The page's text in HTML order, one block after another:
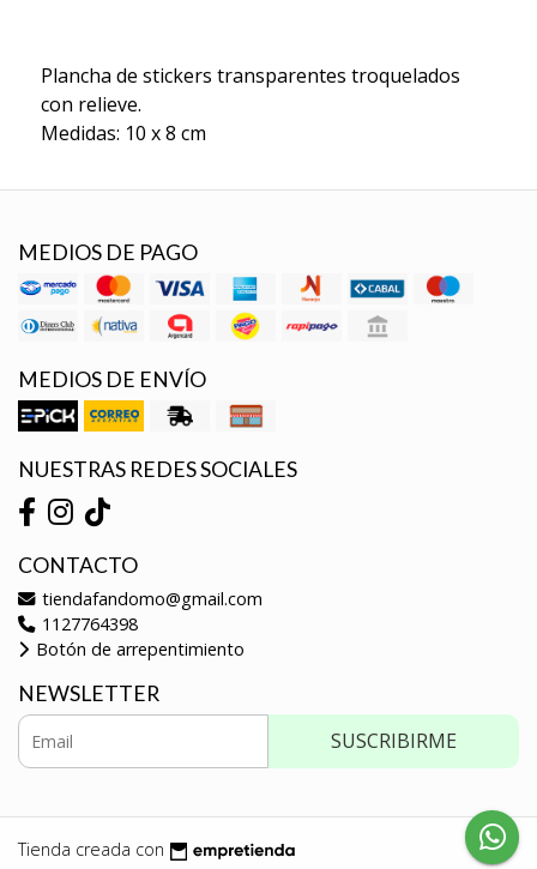
Plancha de stickers transparentes troquelados
con relieve.
Medidas: 10 x 8 cm
MEDIOS DE PAGO
MEDIOS DE ENVÍO
NUESTRAS REDES SOCIALES
CONTACTO
tiendafandomo@gmail.com
1127764398
Botón de arrepentimiento
NEWSLETTER
SUSCRIBIRME
Tienda creada con